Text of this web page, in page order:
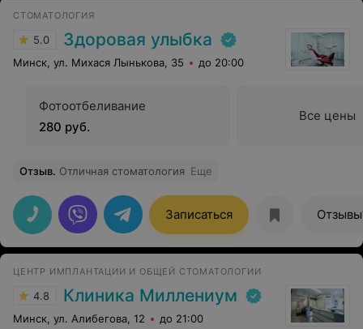
встречала. Рекомендую.
СТОМАТОЛОГИЯ
5.0 Здоровая улыбка
Минск, ул. Михася Лынькова, 35 до 20:00
Фотоотбеливание
280 руб.
Все цены
Отзыв. Отличная стоматология Еще
Записаться Отзывы
ЦЕНТР ИМПЛАНТАЦИИ И ОБЩЕЙ СТОМАТОЛОГИИ
4.8 Клиника Миллениум
Минск, ул. Алибегова, 12 до 21:00